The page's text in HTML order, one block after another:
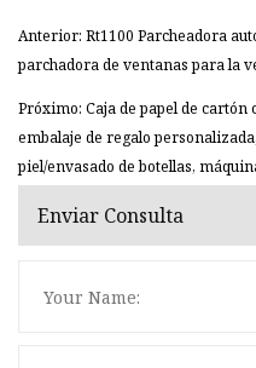
Anterior: Rt1100 Parcheadora
parchadora de ventanas para la
Próximo: Caja de papel de
embalaje de regalo
piel/envasado de botellas,
Enviar Consulta